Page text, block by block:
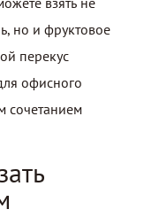
но и фруктовое
перекус
офисного
сочетанием